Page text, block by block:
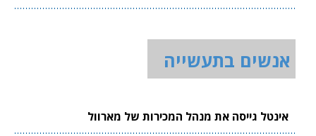
אנשים בתעשייה
אינטל גייסה את מנהל המכירות של מארוול